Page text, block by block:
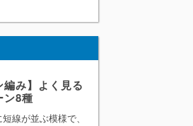
編み】よく見る
ン8種
線が並ぶ模様で、